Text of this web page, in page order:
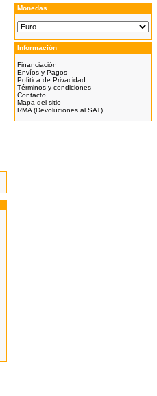
Monedas
Información
Financiación
Envíos y Pagos
Política de Privacidad
Términos y condiciones
Contacto
Mapa del sitio
RMA (Devoluciones al SAT)